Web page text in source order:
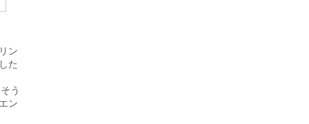
ン
た
う
ン